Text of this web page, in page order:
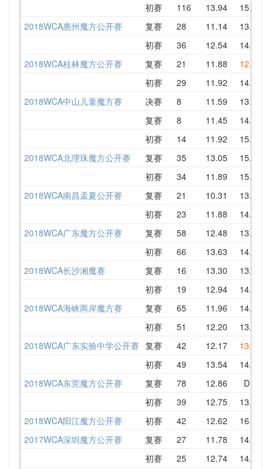
初赛 116 13.94 15.37
2018WCA惠州魔方公开赛 复赛 28 11.14 13.51
初赛 36 12.54 14.19
2018WCA桂林魔方公开赛 复赛 21 11.88 12.60
初赛 29 11.92 14.54
2018WCA中山儿童魔方赛 决赛 8 11.59 13.45
复赛 8 11.45 14.07
初赛 14 11.92 15.39
2018WCA北理珠魔方公开赛 复赛 35 13.05 15.71
初赛 34 11.89 15.23
2018WCA南昌孟夏公开赛 复赛 21 10.31 13.55
初赛 23 11.88 14.19
2018WCA广东魔方公开赛 复赛 58 12.48 13.64
初赛 66 13.63 14.24
2018WCA长沙湘魔赛 复赛 16 13.30 13.69
初赛 19 12.94 14.26
2018WCA海峡两岸魔方赛 复赛 65 11.96 14.97
初赛 51 12.20 13.95
2018WCA广东实验中学公开赛 复赛 42 12.17 13.12
初赛 49 13.54 14.28
2018WCA东莞魔方公开赛 复赛 78 12.86 DNF
初赛 39 12.75 13.85
2018WCA阳江魔方公开赛 初赛 42 12.62 16.08
2017WCA深圳魔方公开赛 复赛 27 11.78 14.25
初赛 25 12.74 14.18